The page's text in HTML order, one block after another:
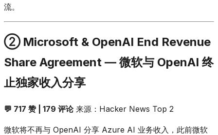
流。
② Microsoft & OpenAI End Revenue
Share Agreement — 微软与 OpenAI 终
止独家收入分享
💬 717 赞 | 179 评论来源：Hacker News Top 2
微软将不再与 OpenAI 分享 Azure AI 业务收入，此前微软